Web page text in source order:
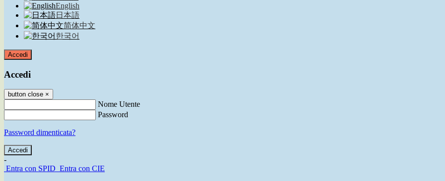
English
日本語
简体中文
한국어
Accedi
Accedi
button close ×
Nome Utente
Password
Password dimenticata?
-
Entra con SPID Entra con CIE